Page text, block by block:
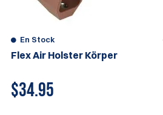
En Stock
Flex Air Holster Körper
$34.95